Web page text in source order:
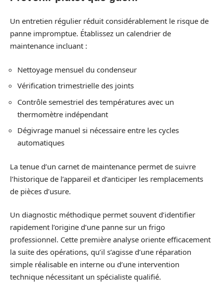
Un entretien régulier réduit considérablement le risque de
panne impromptue. Établissez un calendrier de
maintenance incluant :
Nettoyage mensuel du condenseur
Vérification trimestrielle des joints
Contrôle semestriel des températures avec un
thermomètre indépendant
Dégivrage manuel si nécessaire entre les cycles
automatiques
La tenue d’un carnet de maintenance permet de suivre
l’historique de l’appareil et d’anticiper les remplacements
de pièces d’usure.
Un diagnostic méthodique permet souvent d’identifier
rapidement l’origine d’une panne sur un frigo
professionnel. Cette première analyse oriente efficacement
la suite des opérations, qu’il s’agisse d’une réparation
simple réalisable en interne ou d’une intervention
technique nécessitant un spécialiste qualifié.